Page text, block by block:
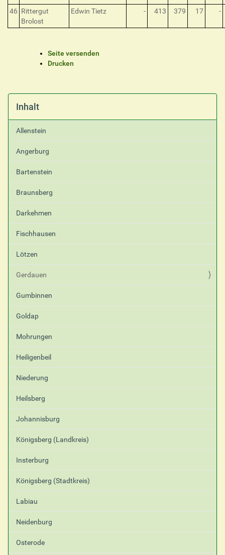
46 Rittergut
Brolost
Edwin Tietz - 413 379 17 -
l
t
p
e
z
i
f
i
s
c
h
e
A
k
t
i
o
n
e
n
Seite versenden
Drucken
Inhalt
Allenstein
Angerburg
Bartenstein
Braunsberg
Darkehmen
Fischhausen
Lötzen
Gerdauen
Gumbinnen
Goldap
Mohrungen
Heiligenbeil
Niederung
Heilsberg
Johannisburg
Königsberg (Landkreis)
Insterburg
Königsberg (Stadtkreis)
Labiau
Neidenburg
Osterode